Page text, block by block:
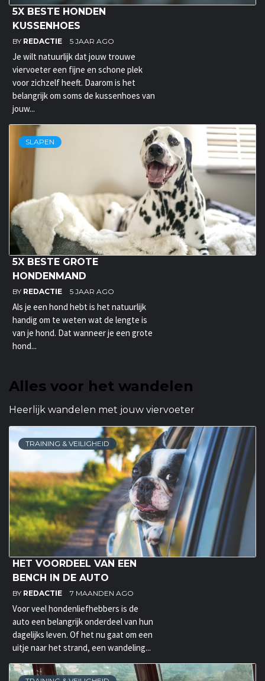
5X BESTE HONDEN
KUSSENHOES
BY REDACTIE 5 JAAR AGO
Je wilt natuurlijk dat jouw trouwe
viervoeter een fijne en schone plek
voor zichzelf heeft. Daarom is het
belangrijk om soms de kussenhoes van
jouw...
SLAPEN
5X BESTE GROTE
HONDENMAND
BY REDACTIE 5 JAAR AGO
Als je een hond hebt is het natuurlijk
handig om te weten wat de lengte is
van je hond. Dat wanneer je een grote
hond...
Alles voor het wandelen
Heerlijk wandelen met jouw viervoeter
TRAINING & VEILIGHEID
HET VOORDEEL VAN EEN
BENCH IN DE AUTO
BY REDACTIE 7 MAANDEN AGO
Voor veel hondenliefhebbers is de
auto een belangrijk onderdeel van hun
dagelijks leven. Of het nu gaat om een
uitje naar het strand, een wandeling...